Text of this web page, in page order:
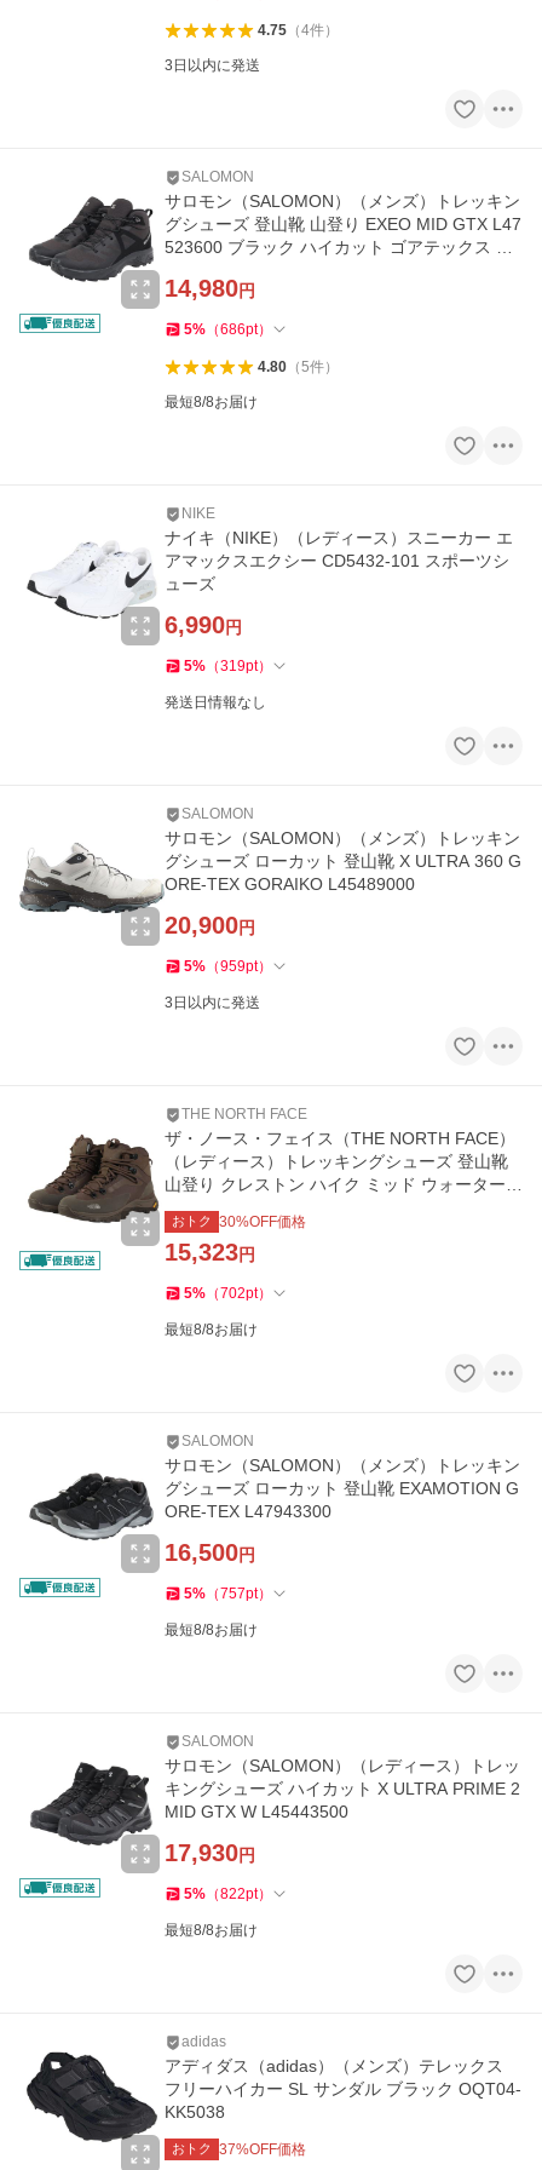
4.75（4件）
3日以内に発送
SALOMON
サロモン（SALOMON）（メンズ）トレッキン
グシューズ 登山靴 山登り EXEO MID GTX L47
523600 ブラック ハイカット ゴアテックス 防
14,980円
5% （686pt）
4.80（5件）
最短8/8お届け
NIKE
ナイキ（NIKE）（レディース）スニーカー エ
アマックスエクシー CD5432-101 スポーツシ
ューズ
6,990円
5% （319pt）
発送日情報なし
SALOMON
サロモン（SALOMON）（メンズ）トレッキン
グシューズ ローカット 登山靴 X ULTRA 360 G
ORE-TEX GORAIKO L45489000
20,900円
5% （959pt）
3日以内に発送
THE NORTH FACE
ザ・ノース・フェイス（THE NORTH FACE）
（レディース）トレッキングシューズ 登山靴
山登り クレストン ハイク ミッド ウォータープ
ルーフ NFW52321 SB 防水透
おトク 30%OFF価格
15,323円
5% （702pt）
最短8/8お届け
SALOMON
サロモン（SALOMON）（メンズ）トレッキン
グシューズ ローカット 登山靴 EXAMOTION G
ORE-TEX L47943300
16,500円
5% （757pt）
最短8/8お届け
SALOMON
サロモン（SALOMON）（レディース）トレッ
キングシューズ ハイカット X ULTRA PRIME 2
MID GTX W L45443500
17,930円
5% （822pt）
最短8/8お届け
adidas
アディダス（adidas）（メンズ）テレックス
フリーハイカー SL サンダル ブラック OQT04-
KK5038
おトク 37%OFF価格